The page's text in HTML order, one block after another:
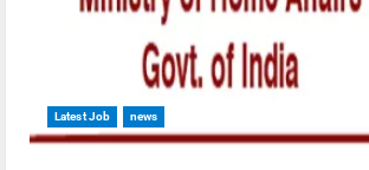
Latest Job news